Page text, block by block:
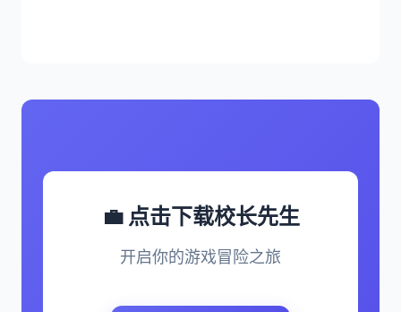
💼 点击下载校长先生
开启你的游戏冒险之旅